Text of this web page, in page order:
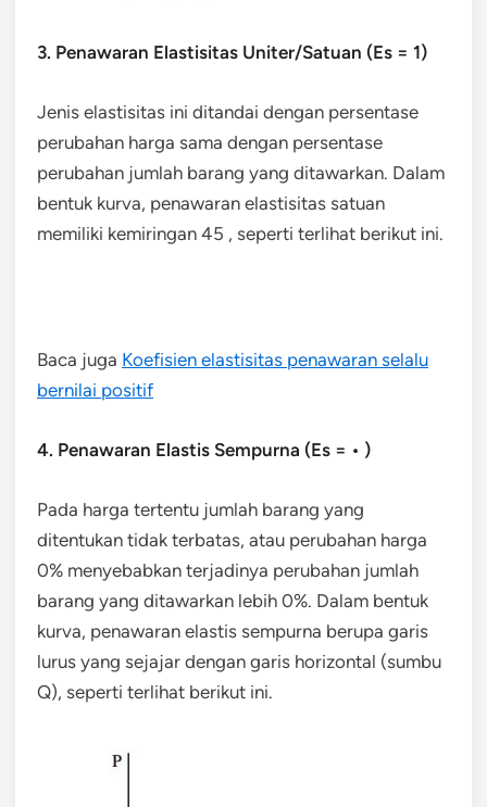
3. Penawaran Elastisitas Uniter/Satuan (Es = 1)
Jenis elastisitas ini ditandai dengan persentase
perubahan harga sama dengan persentase
perubahan jumlah barang yang ditawarkan. Dalam
bentuk kurva, penawaran elastisitas satuan
memiliki kemiringan 45 , seperti terlihat berikut ini.
Baca juga Koefisien elastisitas penawaran selalu
bernilai positif
4. Penawaran Elastis Sempurna (Es = • )
Pada harga tertentu jumlah barang yang
ditentukan tidak terbatas, atau perubahan harga
0% menyebabkan terjadinya perubahan jumlah
barang yang ditawarkan lebih 0%. Dalam bentuk
kurva, penawaran elastis sempurna berupa garis
lurus yang sejajar dengan garis horizontal (sumbu
Q), seperti terlihat berikut ini.